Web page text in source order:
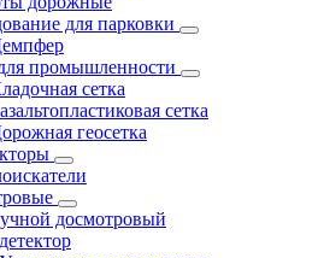
для парковки
промышленности
сетка
сетка
геосетка
досмотровый